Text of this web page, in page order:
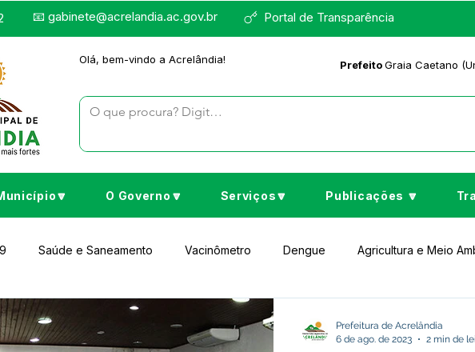
Portal de Transparência
📧 gabinete@acrelandia.ac.gov.br
Olá, bem-vindo a Acrelândia! PrefeitoGraia Caetano
O Governo🔽 Serviços🔽 Publicações 🔽
Saúde e Saneamento Vacinômetro Dengue Agricultura e Meio
Obras Desporto Cultura e Lazer Educação
Prefeitura de Acrelândia
6 de ago. de 2023
2 min de